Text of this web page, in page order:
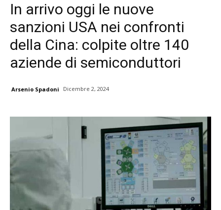
In arrivo oggi le nuove
sanzioni USA nei confronti
della Cina: colpite oltre 140
aziende di semiconduttori
Arsenio Spadoni Dicembre 2, 2024